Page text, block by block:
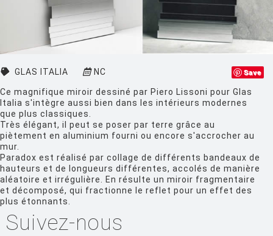
DRIADE
EGO PARIS
EMU
ESTABLISHED AND SONS
ETHNICRAFT
FATBOY
FERMOB
FIAM
FLOS
FLYTE
GLAS ITALIA NC Save
Ce magnifique miroir dessiné par Piero Lissoni pour Glas
Italia s'intègre aussi bien dans les intérieurs modernes
que plus classiques.
Très élégant, il peut se poser par terre grâce au
piètement en aluminium fourni ou encore s'accrocher au
mur.
Paradox est réalisé par collage de différents bandeaux de
hauteurs et de longueurs différentes, accolés de manière
aléatoire et irrégulière. En résulte un miroir fragmentaire
et décomposé, qui fractionne le reflet pour un effet des
plus étonnants.
Suivez-nous